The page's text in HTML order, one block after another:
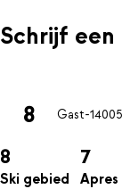
Schrijf een
8 Gast-14005
8
Ski gebied
7
Apres